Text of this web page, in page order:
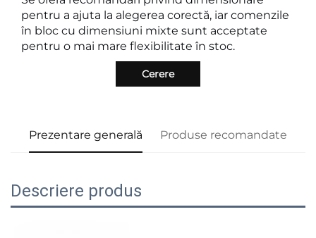
pentru a ajuta la alegerea corectă, iar comenzile
în bloc cu dimensiuni mixte sunt acceptate
pentru o mai mare flexibilitate în stoc.
Cerere
Prezentare generală Produse recomandate
Descriere produs